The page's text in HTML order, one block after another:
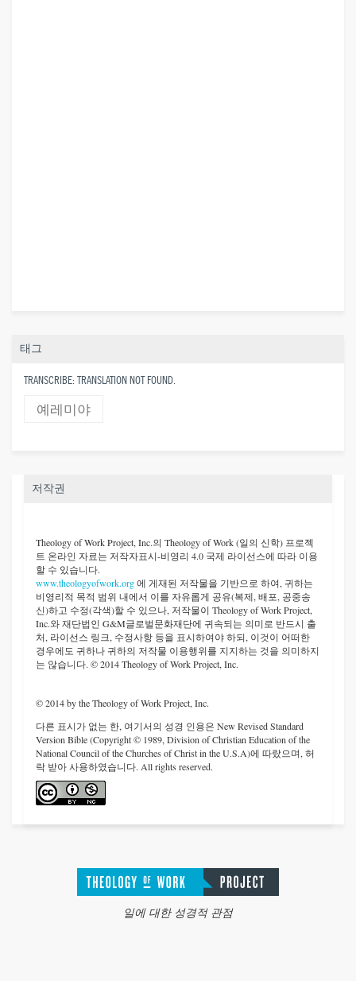
태그
TRANSCRIBE: TRANSLATION NOT FOUND.
예레미야
저작권
Theology of Work Project, Inc.의 Theology of Work (일의 신학) 프로젝
트 온라인 자료는 저작자표시-비영리 4.0 국제 라이선스에 따라 이용
할 수 있습니다.
www.theologyofwork.org에 게재된 저작물을 기반으로 하여, 귀하는
비영리적 목적 범위 내에서 이를 자유롭게 공유(복제, 배포, 공중송
신)하고 수정(각색)할 수 있으나, 저작물이 Theology of Work Project,
Inc.와 재단법인 G&M글로벌문화재단에 귀속되는 의미로 반드시 출
처, 라이선스 링크, 수정사항 등을 표시하여야 하되, 이것이 어떠한
경우에도 귀하나 귀하의 저작물 이용행위를 지지하는 것을 의미하지
는 않습니다. © 2014 Theology of Work Project, Inc.
© 2014 by the Theology of Work Project, Inc.
다른 표시가 없는 한, 여기서의 성경 인용은 New Revised Standard
Version Bible (Copyright © 1989, Division of Christian Education of the
National Council of the Churches of Christ in the U.S.A)에 따랐으며, 허
락 받아 사용하였습니다. All rights reserved.
일에 대한 성경적 관점